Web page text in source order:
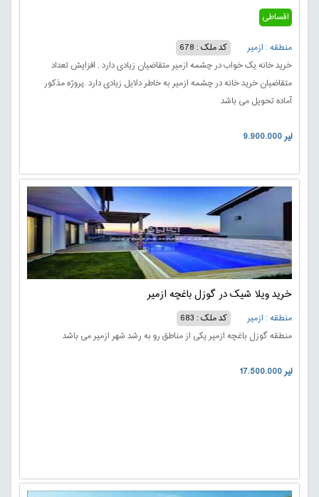
اقساطی
منطقه : ازمیر
کد ملک : 678
خرید خانه یک خواب در چشمه ازمیر متقاضیان زیادی دارد , افزایش تعداد
متقاضیان خرید خانه در چشمه ازمیر به خاطر دلایل زیادی دارد .پروژه مذکور
آماده تحویل می باشد
9.900.000 لیر
خرید ویلا شیک در گوزل باغچه ازمیر
منطقه : ازمیر
کد ملک : 683
منطقه گوزل باغچه ازمیر یکی از مناطق رو به رشد شهر ازمیر می باشد
17.500.000 لیر